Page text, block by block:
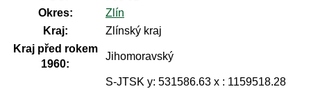
Okres:
Zlín
Kraj:
Zlínský kraj
Kraj před rokem
1960:
Jihomoravský
S-JTSK y: 531586.63 x : 1159518.28